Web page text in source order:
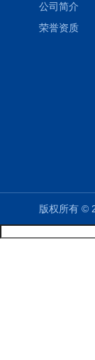
公司简介
荣誉资质
版权所有 ©